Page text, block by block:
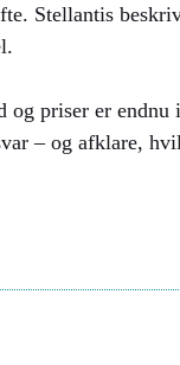
Stellantis
priser er
– og afklare,